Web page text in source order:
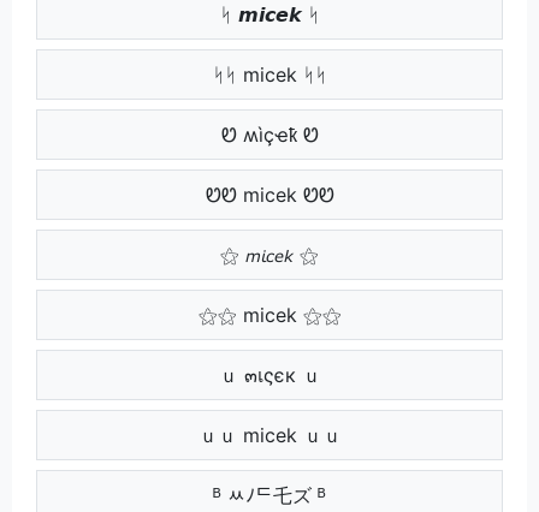
ᛋ 𝙢𝙞𝙘𝙚𝙠 ᛋ
ᛋᛋ micek ᛋᛋ
Ꮼ ʍìçҽҟ Ꮼ
ᏬᏬ micek ᏬᏬ
⚝ 𝘮𝘪𝘤𝘦𝘬 ⚝
⚝⚝ micek ⚝⚝
ｕ ๓เςєк ｕ
ｕｕ micek ｕｕ
ᴮ ﾶﾉᄃ乇ズ ᴮ